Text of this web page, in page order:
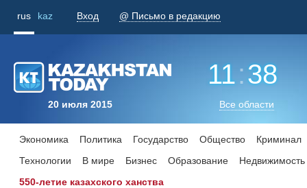
rus kaz Вход @ Письмо в редакцию
20 июля 2015
11:38
Все области
Экономика Политика Государство Общество
Криминал
Технологии
В мире Бизнес Образование
Недвижимость
550-летие казахского ханства